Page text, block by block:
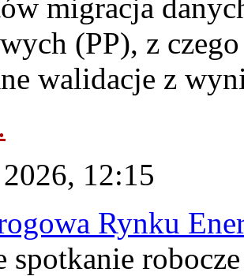
migracja
(PP), z
walidacje z
12:15
Rynku
spotkanie